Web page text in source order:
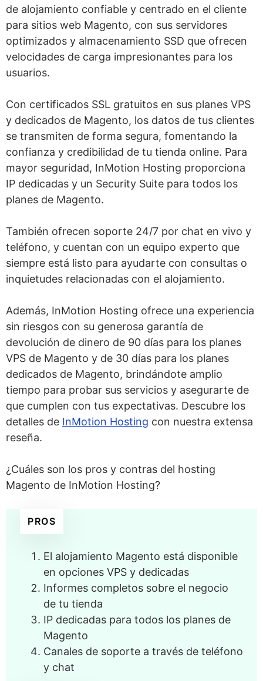
de alojamiento confiable y centrado en el cliente
para sitios web Magento, con sus servidores
optimizados y almacenamiento SSD que ofrecen
velocidades de carga impresionantes para los
usuarios.
Con certificados SSL gratuitos en sus planes VPS
y dedicados de Magento, los datos de tus clientes
se transmiten de forma segura, fomentando la
confianza y credibilidad de tu tienda online. Para
mayor seguridad, InMotion Hosting proporciona
IP dedicadas y un Security Suite para todos los
planes de Magento.
También ofrecen soporte 24/7 por chat en vivo y
teléfono, y cuentan con un equipo experto que
siempre está listo para ayudarte con consultas o
inquietudes relacionadas con el alojamiento.
Además, InMotion Hosting ofrece una experiencia
sin riesgos con su generosa garantía de
devolución de dinero de 90 días para los planes
VPS de Magento y de 30 días para los planes
dedicados de Magento, brindándote amplio
tiempo para probar sus servicios y asegurarte de
que cumplen con tus expectativas. Descubre los
detalles de InMotion Hosting con nuestra extensa
reseña.
¿Cuáles son los pros y contras del hosting
Magento de InMotion Hosting?
PROS
El alojamiento Magento está disponible
en opciones VPS y dedicadas
Informes completos sobre el negocio
de tu tienda
IP dedicadas para todos los planes de
Magento
Canales de soporte a través de teléfono
y chat